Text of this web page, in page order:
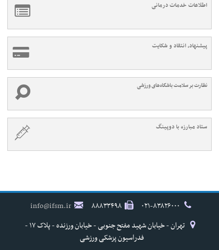
اطلاعات خدمات درمانی
پیشنهاد، انتقاد و شکایت
نظارت بر سلامت باشگاه‌های ورزشی
ستاد مبارزه با دوپینگ
۸۸۸۳۳۴۹۸
info@ifsm.ir
تهران - خیابان شهید مفتح جنوبی - خیابان ورزنده - پلاک ۱۷ -
فدراسیون پزشکی ورزشی